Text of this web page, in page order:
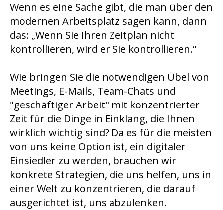
Wenn es eine Sache gibt, die man über den
modernen Arbeitsplatz sagen kann, dann
das: „Wenn Sie Ihren Zeitplan nicht
kontrollieren, wird er Sie kontrollieren.“
Wie bringen Sie die notwendigen Übel von
Meetings, E-Mails, Team-Chats und
"geschäftiger Arbeit" mit konzentrierter
Zeit für die Dinge in Einklang, die Ihnen
wirklich wichtig sind? Da es für die meisten
von uns keine Option ist, ein digitaler
Einsiedler zu werden, brauchen wir
konkrete Strategien, die uns helfen, uns in
einer Welt zu konzentrieren, die darauf
ausgerichtet ist, uns abzulenken.